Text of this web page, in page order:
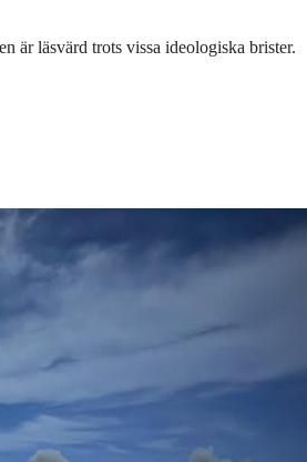
är läsvärd trots vissa ideologiska brister.